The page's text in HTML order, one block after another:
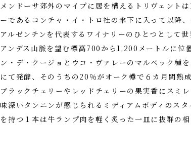
メンドーサ郊外のマイプに居を構えるトリヴェント
ーであるコンチャ・イ・トロ社の傘下に入って以降
アルゼンチンを代表するワイナリーのひとつとして世
アンデス山脈を望む標高700から1,200メートルに位
ン・デ・クージョとウコ・ヴァレーのマルベック種
にて発酵、そのうちの20％がオーク樽で６カ月間熟成
ブラックチェリーやレッドチェリーの果実香にスミ
味深いタンニンが感じられるミディアムボディのス
を持つ１本は牛ランプ肉を軽く炙った一皿に抜群の相